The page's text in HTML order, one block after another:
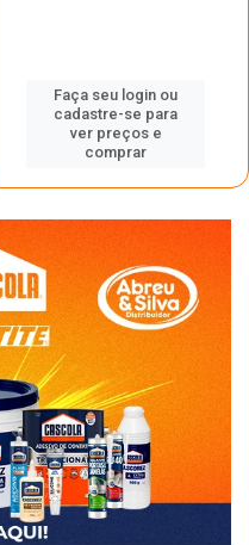
Faça seu login ou
cadastre-se para
ver preços e
comprar